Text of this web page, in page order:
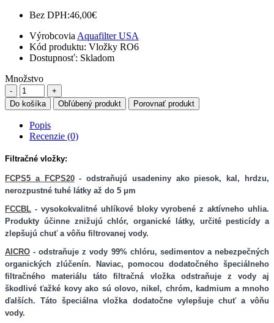
Bez DPH:46,00€
Výrobcovia Aquafilter USA
Kód produktu: Vložky RO6
Dostupnosť: Skladom
Množstvo
Do košíka Obľúbený produkt Porovnať produkt
Popis
Recenzie (0)
Filtračné vložky:
FCPS5 a FCPS20- odstraňujú usadeniny ako piesok, kal, hrdzu,
nerozpustné tuhé látky až do 5 μm
FCCBL - vysokokvalitné uhlíkové bloky vyrobené z aktívneho uhlia.
Produkty účinne znižujú chlór, organické látky, určité pesticídy a
zlepšujú chuť a vôňu filtrovanej vody.
AICRO - odstraňuje z vody 99% chlóru, sedimentov a nebezpečných
organických zlúčenín. Naviac, pomocou dodatočného špeciálneho
filtračného materiálu táto filtračná vložka odstraňuje z vody aj
škodlivé ťažké kovy ako sú olovo, nikel, chróm, kadmium a mnoho
ďalších. Táto špeciálna vložka dodatočne vylepšuje chuť a vôňu
vody.